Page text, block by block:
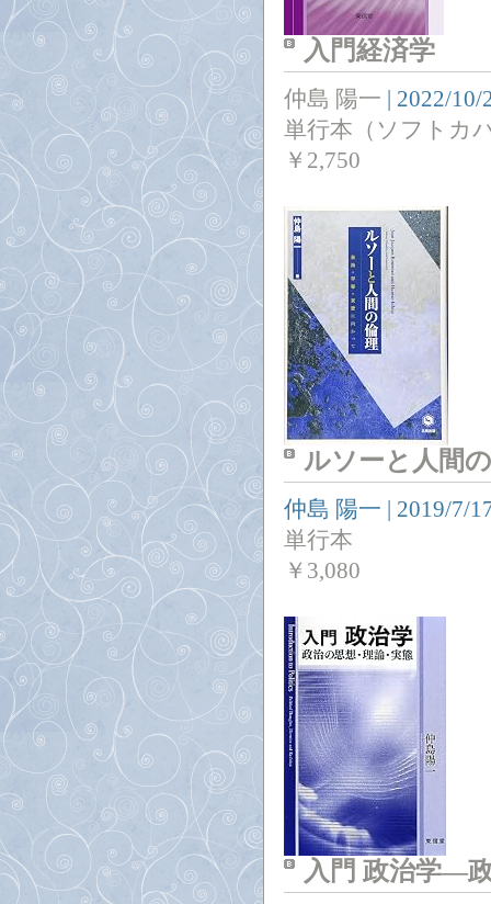
入門経済学
仲島 陽一 | 2022/10/
単行本（ソフトカ
￥ 2,750
ルソーと人間
仲島 陽一 | 2019/7/
単行本
￥ 3,080
入門 政治学―